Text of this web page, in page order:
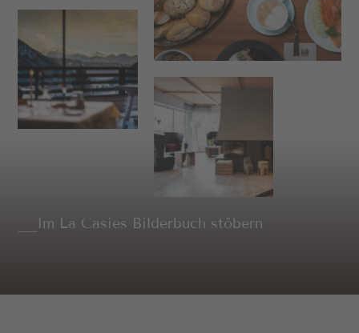
Im La Casies Bilderbuch stöbern